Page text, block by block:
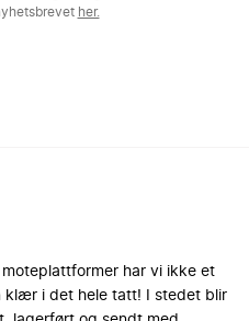
her.
har vi ikke et
klær i det hele tatt! I stedet blir